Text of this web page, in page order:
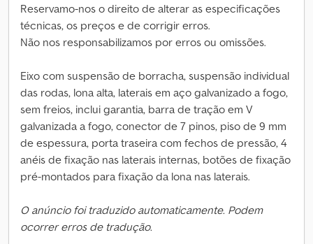
Reservamo-nos o direito de alterar as especificações
técnicas, os preços e de corrigir erros.
Não nos responsabilizamos por erros ou omissões.
Eixo com suspensão de borracha, suspensão individual
das rodas, lona alta, laterais em aço galvanizado a fogo,
sem freios, inclui garantia, barra de tração em V
galvanizada a fogo, conector de 7 pinos, piso de 9 mm
de espessura, porta traseira com fechos de pressão, 4
anéis de fixação nas laterais internas, botões de fixação
pré-montados para fixação da lona nas laterais.
O anúncio foi traduzido automaticamente. Podem
ocorrer erros de tradução.